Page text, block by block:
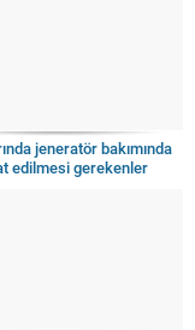
jeneratör bakımında
edilmesi gerekenler